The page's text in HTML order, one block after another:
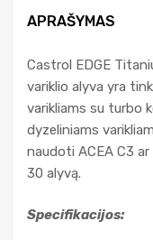
APRAŠYMAS
Castrol EDGE
variklio alyva yra
varikliams su turbo
dyzeliniams
naudoti ACEA C3
30 alyvą.
Specifikacijos: